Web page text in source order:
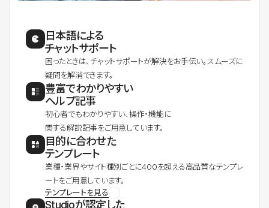
日本語による
チャットサポート
困ったときは、チャットサポートが解決をお手伝い。スムーズに
疑問を解消できます。
豊富でわかりやすい
ヘルプ記事
初心者でもわかりやすい、操作・機能に
関する解説記事をご用意しています。
目的に合わせた
テンプレート
業種・業界やサイト種別ごとに400を超える高品質なテンプレ
ートをご用意しています。
テンプレートを見る
Studioが認定した